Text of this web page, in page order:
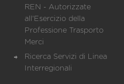
REN - Autorizzate
all'Esercizio della
Professione Trasporto
Merci
Ricerca Servizi di Linea
Interregionali